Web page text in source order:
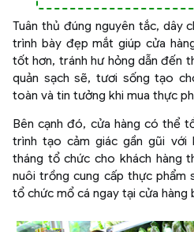
Tuân thủ đúng nguyên tắc, dây
trình bày đẹp mắt giúp cửa
tốt hơn, tránh hư hỏng dẫn đến
quản sạch sẽ, tươi sống tạo
toàn và tin tưởng khi mua thực
Bên cạnh đó, cửa hàng có thể
trình tạo cảm giác gần gũi với
tháng tổ chức cho khách hàng
nuôi trồng cung cấp thực phẩm
tổ chức mổ cá ngay tại cửa hàng